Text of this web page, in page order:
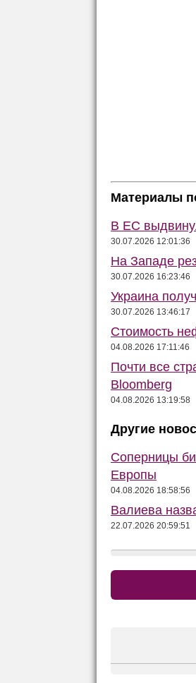
Материалы
В ЕС
30.07.2026 12:01:36
На Западе
30.07.2026 16:23:46
Украина
30.07.2026 13:46:17
Стоимость
04.08.2026 17:11:46
Почти все
Bloomberg
04.08.2026 13:19:58
Другие
Соперницы
Европы
04.08.2026 18:58:56
Валиева
22.07.2026 20:59:51